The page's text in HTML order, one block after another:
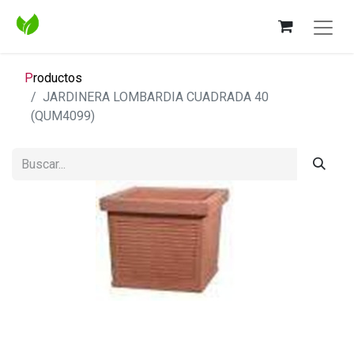
Productos
JARDINERA LOMBARDIA CUADRADA 40
(QUM4099)